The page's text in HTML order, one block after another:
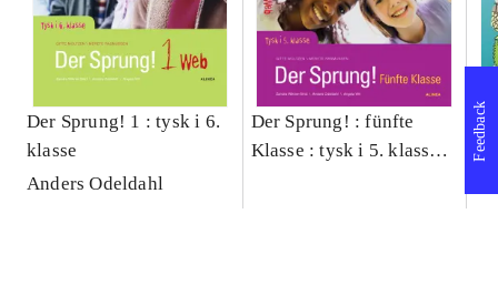
Der Sprung! 1 : tysk i 6.
klasse
Anders Odeldahl
Der Sprung! : fünfte
Klasse : tysk i 5. klasse :
Feedback